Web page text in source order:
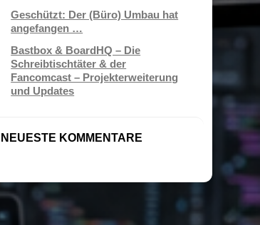
Geschützt: Der (Büro) Umbau hat
angefangen …
Bastbox & BoardHQ – Die
Schreibtischtäter & der
Fancomcast – Projekterweiterung
und Updates
NEUESTE KOMMENTARE